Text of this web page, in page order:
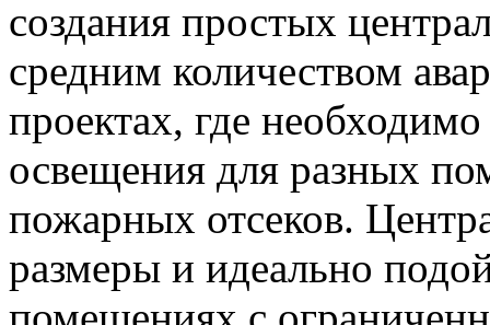
создания простых
средним количеством
проектах, где
освещения для разных
пожарных отсеков.
размеры и идеально